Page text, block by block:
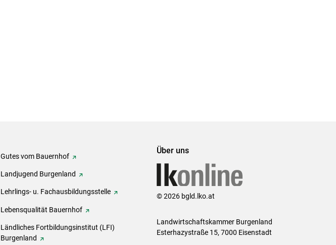
Gutes vom Bauernhof
Landjugend Burgenland
Lehrlings- u. Fachausbildungsstelle
Lebensqualität Bauernhof
Ländliches Fortbildungsinstitut (LFI)
Burgenland
Über uns
© 2026 bgld.lko.at
Landwirtschaftskammer Burgenland
Esterhazystraße 15, 7000 Eisenstadt